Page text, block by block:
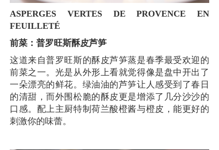
ASPERGES VERTES DE PROVENCE EN
FEUILLETÉ
前菜：普罗旺斯酥皮芦笋
这道来自普罗旺斯的酥皮芦笋蒸是春季最受欢迎的
前菜之一。光是从外形上看就觉得像是盘中开出了
一朵漂亮的鲜花。绿油油的芦笋让人感受到了春日
的清甜，而外围松脆的酥皮更是增添了几分沙沙的
口感。配上主厨特制荷兰酸橙酱与橙皮，能更好的
刺激你的味蕾。